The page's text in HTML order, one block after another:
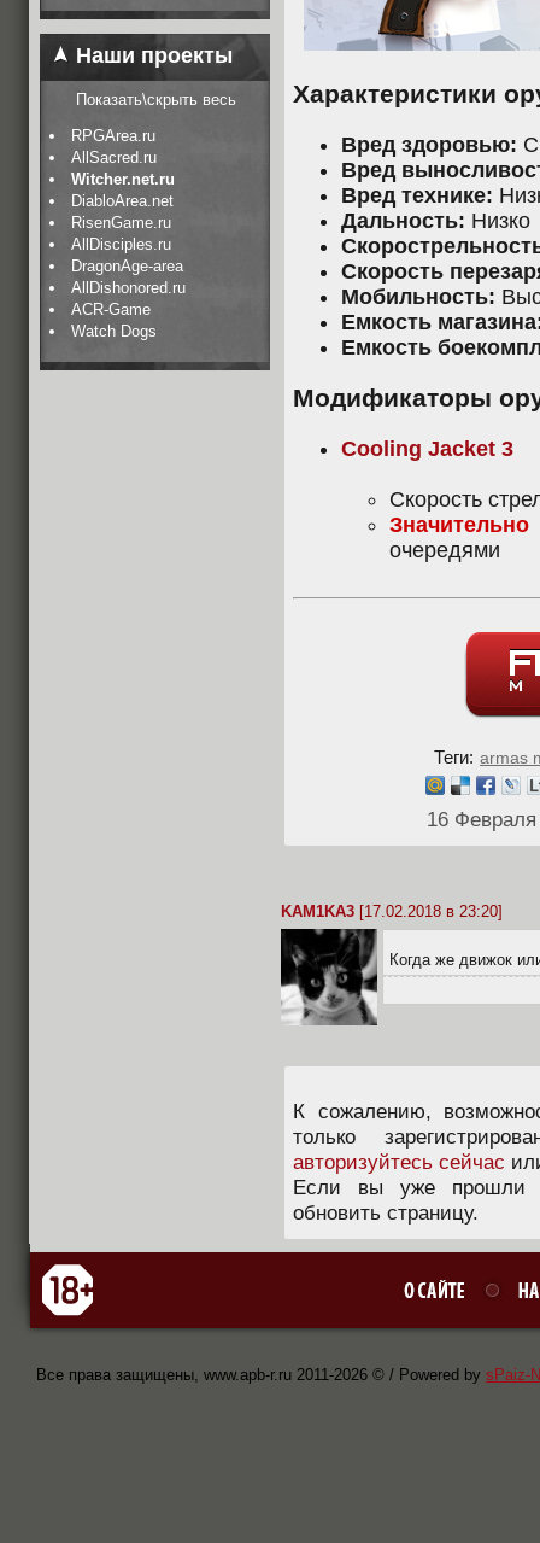
Наши проекты
Показать\скрыть весь
RPGArea.ru
AllSacred.ru
Witcher.net.ru
DiabloArea.net
RisenGame.ru
AllDisciples.ru
DragonAge-area
AllDishonored.ru
ACR-Game
Watch Dogs
Характеристики
Вред здоровью:
Вред
Вред технике:
Дальность: Низко
Скорость
Мобильность:
Емкость
Емкость
Модификаторы
Cooling Jacket 3
Скорость
Значительно
очередями
Теги: armas
16
KAM1KA3 [17.02.2018 в 23:20]
Когда же движок
К сожалению,
только
авторизуйтесь сейчас
Если вы уже прошли
обновить страницу.
Все права защищены, www.apb-r.ru 2011-2026 © / Powered by sPaiz-